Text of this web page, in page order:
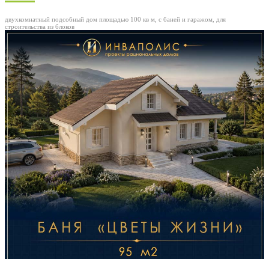
двухкомнатный подсобный дом площадью 100 кв м, с баней и гаражом, для
строительства из блоков